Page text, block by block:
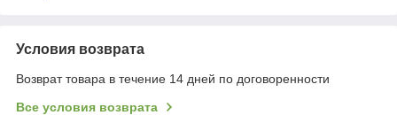
Условия возврата
Возврат товара в течение 14 дней по договоренности
Все условия возврата